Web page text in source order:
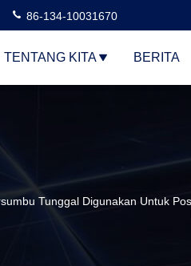
86-134-10031670
TENTANG KITA BERITA
Tunggal Digunakan Untuk